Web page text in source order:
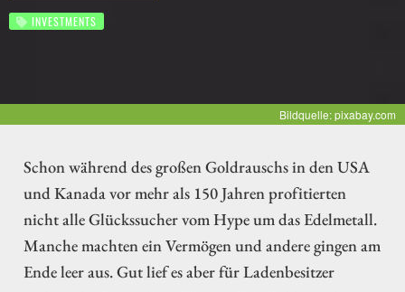
INVESTMENTS
Bildquelle: pixabay.com
Schon während des großen Goldrauschs in den USA
und Kanada vor mehr als 150 Jahren profitierten
nicht alle Glückssucher vom Hype um das Edelmetall.
Manche machten ein Vermögen und andere gingen am
Ende leer aus. Gut lief es aber für Ladenbesitzer